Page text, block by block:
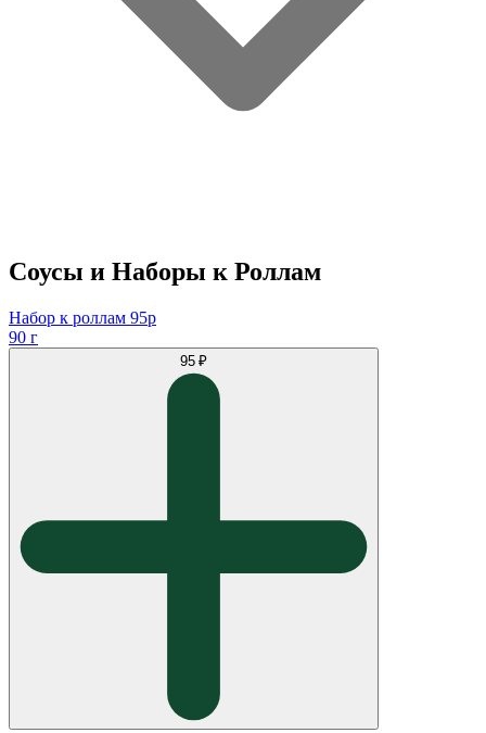
Соусы и Наборы к Роллам
Набор к роллам 95р
90 г
95 ₽